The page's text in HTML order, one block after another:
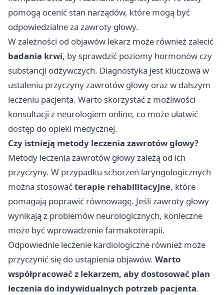
pomogą ocenić stan narządów, które mogą być
odpowiedzialne za zawroty głowy.
W zależności od objawów lekarz może również zalecić
badania krwi, by sprawdzić poziomy hormonów czy
substancji odżywczych. Diagnostyka jest kluczowa w
ustaleniu przyczyny zawrotów głowy oraz w dalszym
leczeniu pacjenta. Warto skorzystać z możliwości
konsultacji z neurologiem online, co może ułatwić
dostęp do opieki medycznej.
Czy istnieją metody leczenia zawrotów głowy?
Metody leczenia zawrotów głowy zależą od ich
przyczyny. W przypadku schorzeń laryngologicznych
można stosowaćterapie rehabilitacyjne, które
pomagają poprawić równowagę. Jeśli zawroty głowy
wynikają z problemów neurologicznych, konieczne
może być wprowadzenie farmakoterapii.
Odpowiednie leczenie kardiologiczne również może
przyczynić się do ustąpienia objawów. Warto
współpracować z lekarzem, aby dostosować plan
leczenia do indywidualnych potrzeb pacjenta.